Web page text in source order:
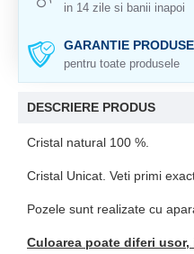
in 14 zile si banii inapoi
GARANTIE PRODUSE
pentru toate produsele
DESCRIERE PRODUS
Cristal natural 100 %.
Cristal Unicat. Veti primi
Pozele sunt realizate cu
Culoarea poate diferi